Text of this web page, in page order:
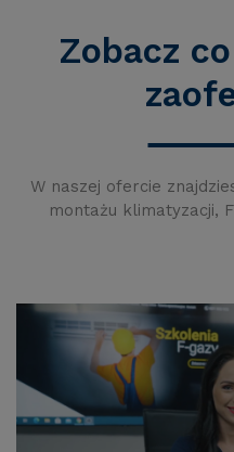
Zobacz
W naszej ofercie
montażu klimatyzacji,